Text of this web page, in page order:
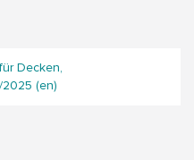
Decken,
(en)